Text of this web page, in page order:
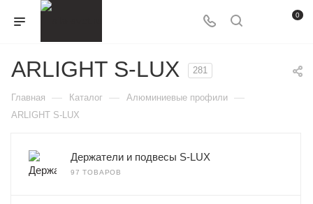
0
ARLIGHT S-LUX 281
Главная — Каталог — Алюминиевые профили —
ARLIGHT S-LUX
Держатели и подвесы S-LUX
97 ТОВАРОВ